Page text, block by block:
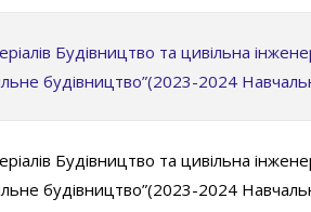
Будівництво та цивільна
будівництво”(2023-2024
Будівництво та цивільна
будівництво”(2023-2024